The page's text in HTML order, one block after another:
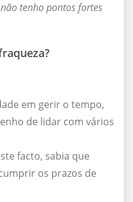
tenho pontos fortes
em gerir o tempo,
de lidar com vários
facto, sabia que
os prazos de